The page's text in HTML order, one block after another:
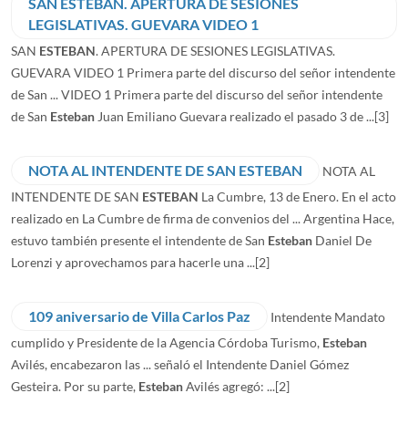
SAN ESTEBAN. APERTURA DE SESIONES
LEGISLATIVAS. GUEVARA VIDEO 1
SAN ESTEBAN. APERTURA DE SESIONES LEGISLATIVAS.
GUEVARA VIDEO 1 Primera parte del discurso del señor intendente
de San ... VIDEO 1 Primera parte del discurso del señor intendente
de San Esteban Juan Emiliano Guevara realizado el pasado 3 de ...[3]
NOTA AL INTENDENTE DE SAN ESTEBAN
NOTA AL
INTENDENTE DE SAN ESTEBAN La Cumbre, 13 de Enero. En el acto
realizado en La Cumbre de firma de convenios del ... Argentina Hace,
estuvo también presente el intendente de San Esteban Daniel De
Lorenzi y aprovechamos para hacerle una ...[2]
109 aniversario de Villa Carlos Paz
Intendente Mandato
cumplido y Presidente de la Agencia Córdoba Turismo, Esteban
Avilés, encabezaron las ... señaló el Intendente Daniel Gómez
Gesteira. Por su parte, EstebanAvilés agregó: ...[2]